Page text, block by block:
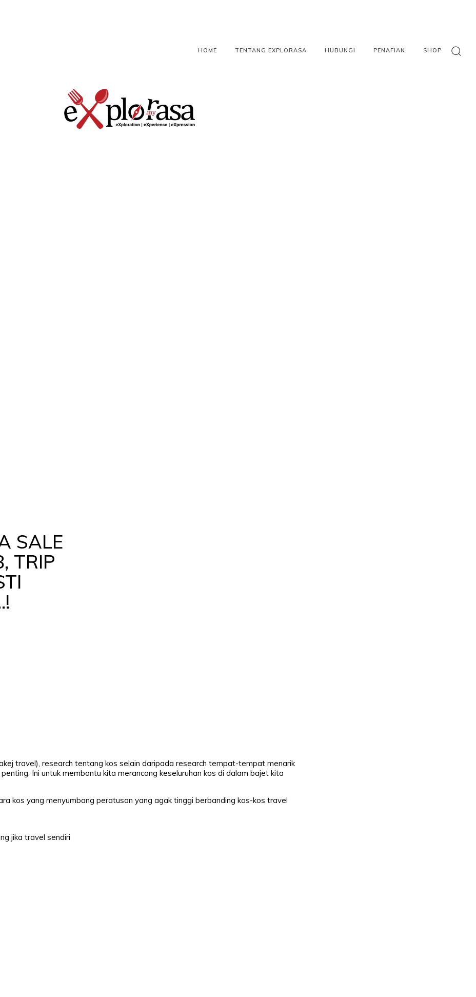
HOME TENTANG EXPLORASA HUBUNGI PENAFIAN SHOP
SALE
TRIP
travel), research tentang kos selain daripada research tempat-tempat menarik
Ini untuk membantu kita merancang keseluruhan kos di dalam bajet kita
kos yang menyumbang peratusan yang agak tinggi berbanding kos-kos travel
jika travel sendiri